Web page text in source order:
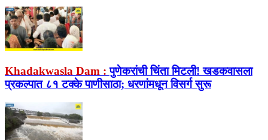
Khadakwasla Dam : पुणेकरांची चिंता मिटली! खडकवासला
प्रकल्पात ८१ टक्के पाणीसाठा; धरणांमधून विसर्ग सुरू